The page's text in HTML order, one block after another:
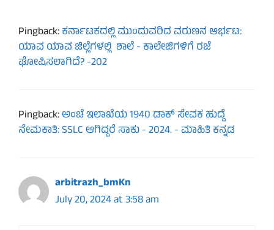
Pingback:ಕರ್ನಾಟಕದಲ್ಲಿ ಮುಂದುವರಿದ ವರುಣನ ಆರ್ಭಟ:
ಯಾವ ಯಾವ ಜಿಲ್ಲೆಗಳಲ್ಲಿ ಶಾಲೆ - ಕಾಲೇಜಿಗಳಿಗೆ ರಜೆ
ಘೋಷಿಸಲಾಗಿದೆ? -202
Pingback:ಅಂಚೆ ಇಲಾಖೆಯ 1940 ಡಾಕ್​ ಸೇವಕ​ ಹುದ್ದೆ
ನೇಮಕಾತಿ: SSLC ಆಗಿದ್ದರೆ ಸಾಕು - 2024. - ಮಾಹಿತಿ ಕನ್ನಡ
arbitrazh_bmKn
July 20, 2024 at 3:58 am